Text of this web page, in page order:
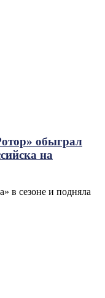
обыграл
на
в сезоне и подняла